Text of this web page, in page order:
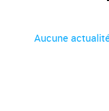
Aucune